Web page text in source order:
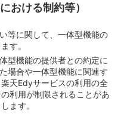
おける制約等）
等に関して、一体型機能の
す。
型機能の提供者との約定に
場合や一体型機能に関連す
天Edyサービスの利用の全
利用が制限されることがあ
ます。